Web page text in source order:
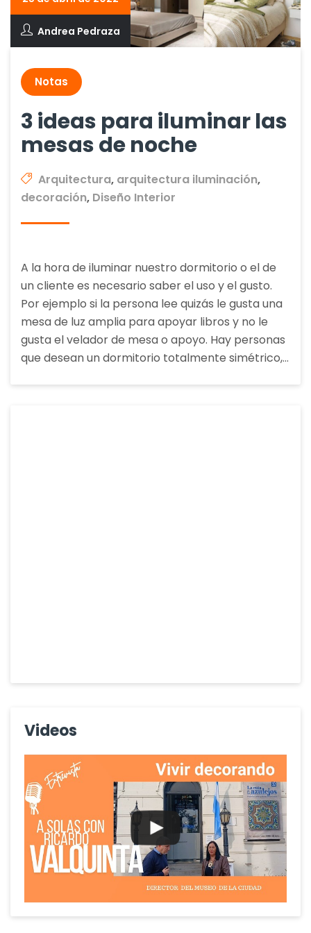
Andrea Pedraza
Notas
3 ideas para iluminar las
mesas de noche
Arquitectura, arquitectura iluminación,
decoración, Diseño Interior
A la hora de iluminar nuestro dormitorio o el de
un cliente es necesario saber el uso y el gusto.
Por ejemplo si la persona lee quizás le gusta una
mesa de luz amplia para apoyar libros y no le
gusta el velador de mesa o apoyo. Hay personas
que desean un dormitorio totalmente simétrico,…
Videos